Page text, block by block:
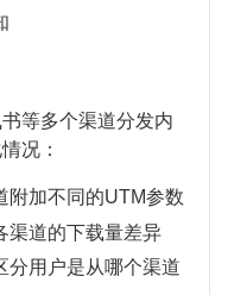
等多个渠道分发内
况：
附加不同的UTM参数
渠道的下载量差异
分用户是从哪个渠道